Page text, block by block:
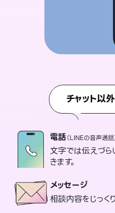
チャット以
電話（LINEの音声通話
文字では伝えづ
きます。
メッセージ
相談内容をじっく